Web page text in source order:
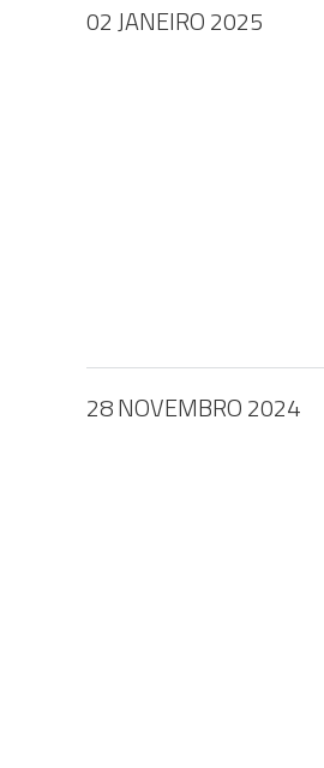
02 JANEIRO 2025
28 NOVEMBRO 2024